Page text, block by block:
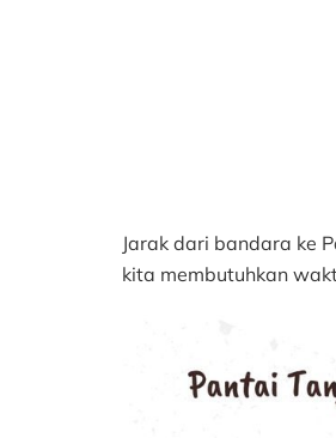
Jarak dari bandara ke
kita membutuhkan